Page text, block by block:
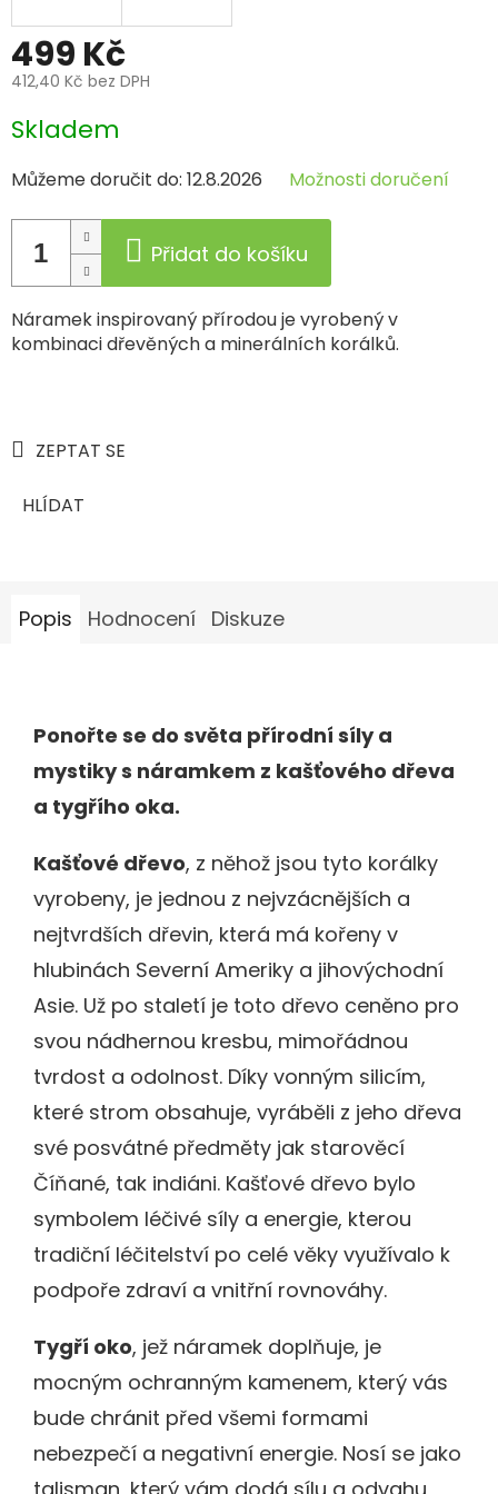
499 Kč
412,40 Kč bez DPH
Měrná
cena:
Skladem
Můžeme doručit do: 12.8.2026 Možnosti doručení
Přidat do košíku
Náramek inspirovaný přírodou je vyrobený v
kombinaci dřevěných a minerálních korálků.
ZEPTAT SE
HLÍDAT
Popis Hodnocení Diskuze
Ponořte se do světa přírodní síly a
mystiky s náramkem z kašťového dřeva
a tygřího oka.
Kašťové dřevo, z něhož jsou tyto korálky
vyrobeny, je jednou z nejvzácnějších a
nejtvrdších dřevin, která má kořeny v
hlubinách Severní Ameriky a jihovýchodní
Asie. Už po staletí je toto dřevo ceněno pro
svou nádhernou kresbu, mimořádnou
tvrdost a odolnost. Díky vonným silicím,
které strom obsahuje, vyráběli z jeho dřeva
své posvátné předměty jak starověcí
Číňané, tak indiáni. Kašťové dřevo bylo
symbolem léčivé síly a energie, kterou
tradiční léčitelství po celé věky využívalo k
podpoře zdraví a vnitřní rovnováhy.
Tygří oko, jež náramek doplňuje, je
mocným ochranným kamenem, který vás
bude chránit před všemi formami
nebezpečí a negativní energie. Nosí se jako